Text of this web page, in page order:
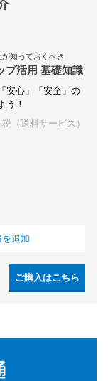
知っておくべき
プ活用 基礎知識
安心」「安全」の
う！
（送料サービス）
追加
ご購入はこちら